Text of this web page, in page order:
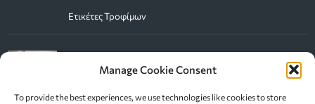
Manage Cookie Consent
To provide the best experiences, we use technologies like cookies to store
Ετικέτες Τροφίμων
20 Ιουνίου 2022